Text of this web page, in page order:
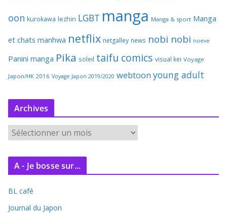
oon kurokawa lezhin LGBT manga Manga & sport Manga
et chats manhwa netflix netgalley news nobi nobi noeve
Panini manga Pika soleil taifu comics visual kei Voyage
Japon/HK 2016 Voyage Japon 2019/2020 webtoon young adult
Archives
r
c
v
e
A - Je bosse sur...
BL café
Journal du Japon